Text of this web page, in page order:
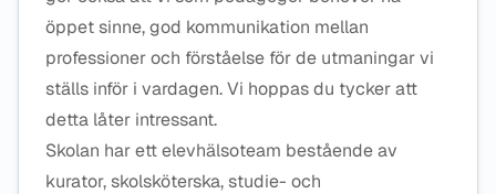
öppet sinne, god kommunikation mellan
professioner och förståelse för de utmaningar vi
ställs inför i vardagen. Vi hoppas du tycker att
detta låter intressant.
Skolan har ett elevhälsoteam bestående av
kurator, skolsköterska, studie- och